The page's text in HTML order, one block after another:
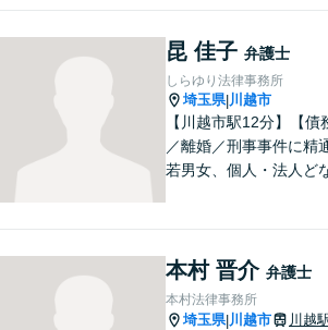
昆 佳子 弁護士
しらゆり法律事務所
埼玉県|川越市
【川越市駅12分】【債
／離婚／刑事事件に精
若男女、個人・法人ど
の喜びです。お困りの
早めにご相談ください
全個室対応】
本村 晋介 弁護士
本村法律事務所
埼玉県|川越市 川越